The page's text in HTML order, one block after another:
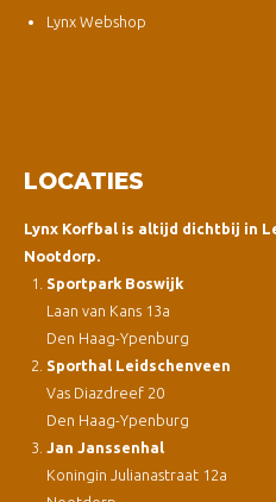
Lynx Webshop
LOCATIES
Lynx Korfbal is altijd dichtbij in
Nootdorp.
Sportpark Boswijk
Laan van Kans 13a
Den Haag-Ypenburg
Sporthal Leidschenveen
Vas Diazdreef 20
Den Haag-Ypenburg
Jan Janssenhal
Koningin Julianastraat 12a